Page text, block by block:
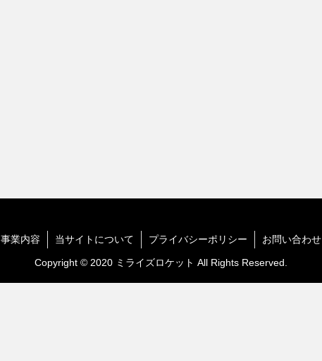
事業内容 当サイトについて プライバシーポリシー お問い合わせ
Copyright © 2020 ミライズロケット All Rights Reserved.